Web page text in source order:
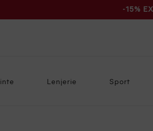
-15%
Lenjerie Sport